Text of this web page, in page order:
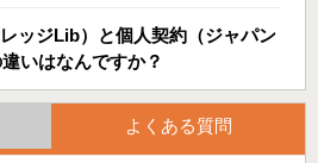
ッジLib）と個人契約（ジャパン
いはなんですか？
よくある質問